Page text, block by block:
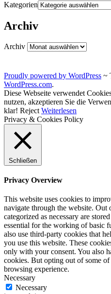
Kategorien
Archiv
Archiv
Proudly powered by WordPress ~
WordPress.com.
Diese Webseite verwendet
nutzen, akzeptieren Sie die
klar! Reject Weiterlesen
Privacy & Cookies Policy
Schließen
Privacy Overview
This website uses cookies to
navigate through the website. Out
categorized as necessary are
essential for the working of basic
also use third-party cookies that
you use this website. These
only with your consent. You also
cookies. But opting out of some
browsing experience.
Necessary
Necessary